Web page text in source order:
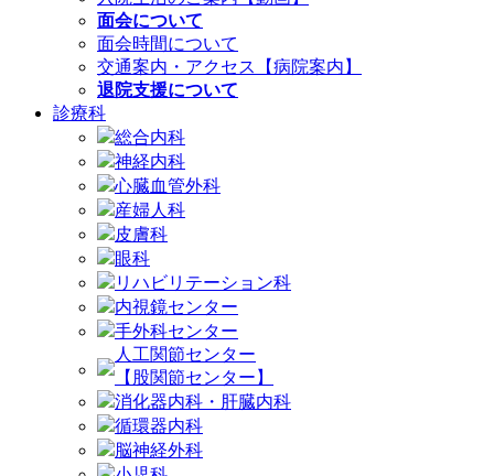
面会について
面会時間について
交通案内・アクセス【病院案内】
退院支援について
診療科
総合内科
神経内科
心臓血管外科
産婦人科
皮膚科
眼科
リハビリテーション科
内視鏡センター
手外科センター
人工関節センター
【股関節センター】
消化器内科・肝臓内科
循環器内科
脳神経外科